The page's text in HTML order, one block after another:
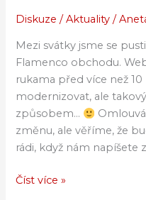
Diskuze /Aktuality /
Mezi svátky jsme se
Flamenco obchodu.
rukama před více než 10
modernizovat, ale
způsobem…
změnu, ale věříme, že
rádi, když nám napíšete
web
obchodu
Číst více »